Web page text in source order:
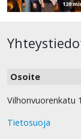
120
Osoite
Vilhonvuorenkatu
Tietosuoja